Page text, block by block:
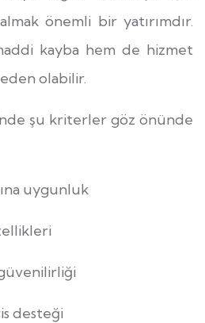
önemli bir yatırımdır.
kayba hem de hizmet
olabilir.
şu kriterler göz önünde
uygunluk
desteği